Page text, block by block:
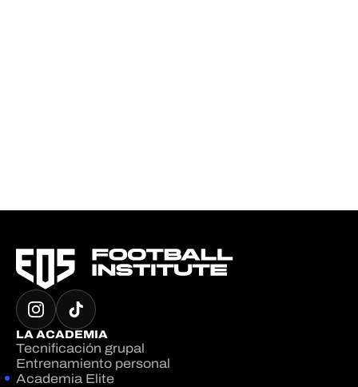
LA ACADEMIA
Tecnificación grupal
Entrenamiento personal
Academia Elite